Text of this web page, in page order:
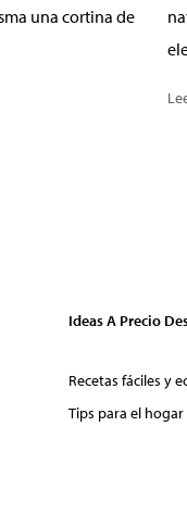
una cortina de
Ideas A Precio
Recetas fáciles y
Tips para el hogar